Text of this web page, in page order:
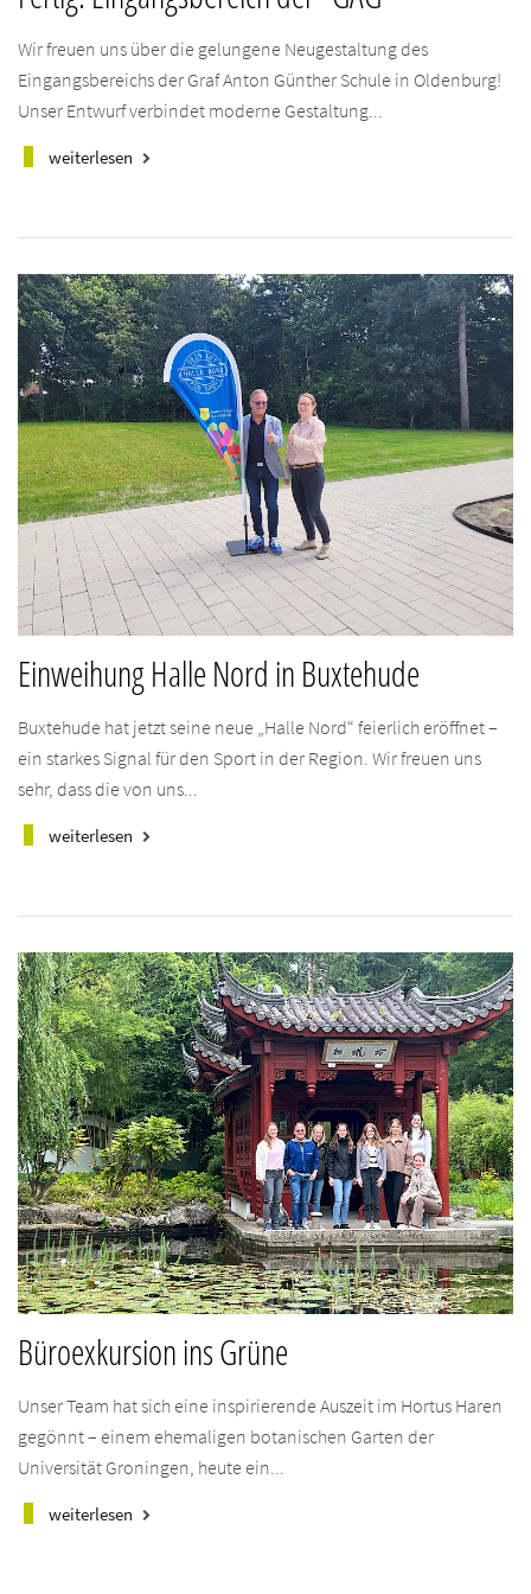
Wir freuen uns über die gelungene Neugestaltung des
Eingangsbereichs der Graf Anton Günther Schule in Oldenburg!
Unser Entwurf verbindet moderne Gestaltung...
weiterlesen keyboard_arrow_right
Einweihung Halle Nord in Buxtehude
Buxtehude hat jetzt seine neue „Halle Nord“ feierlich eröffnet –
ein starkes Signal für den Sport in der Region. Wir freuen uns
sehr, dass die von uns...
weiterlesen keyboard_arrow_right
Büroexkursion ins Grüne
Unser Team hat sich eine inspirierende Auszeit im Hortus Haren
gegönnt – einem ehemaligen botanischen Garten der
Universität Groningen, heute ein...
weiterlesen keyboard_arrow_right